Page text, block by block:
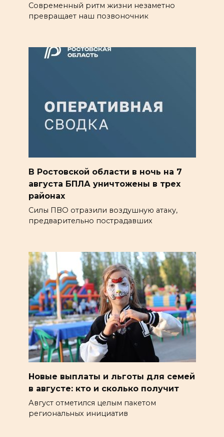
Современный ритм жизни незаметно
превращает наш позвоночник
В Ростовской области в ночь на 7
августа БПЛА уничтожены в трех
районах
Силы ПВО отразили воздушную атаку,
предварительно пострадавших
Новые выплаты и льготы для семей
в августе: кто и сколько получит
Август отметился целым пакетом
региональных инициатив